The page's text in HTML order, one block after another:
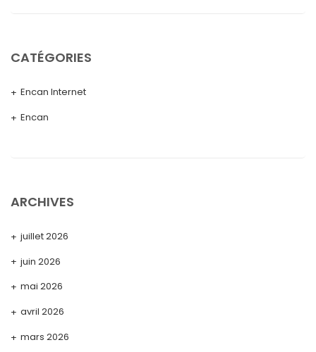
CATÉGORIES
Encan Internet
Encan
ARCHIVES
juillet 2026
juin 2026
mai 2026
avril 2026
mars 2026